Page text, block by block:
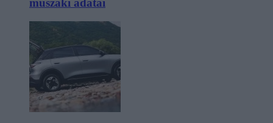
műszaki adatai